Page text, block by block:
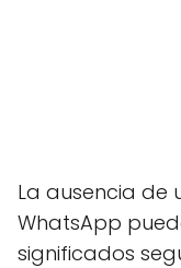
La ausencia de
WhatsApp
significados